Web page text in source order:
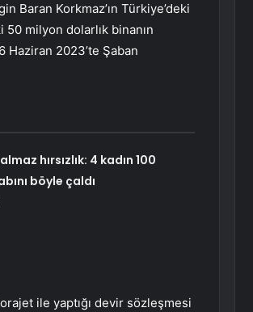
Baran Korkmaz’ın Türkiye’deki
milyon dolarlık binanın
Haziran 2023’te Şaban
hırsızlık: 4 kadın 100
böyle çaldı
ile yaptığı devir sözleşmesi